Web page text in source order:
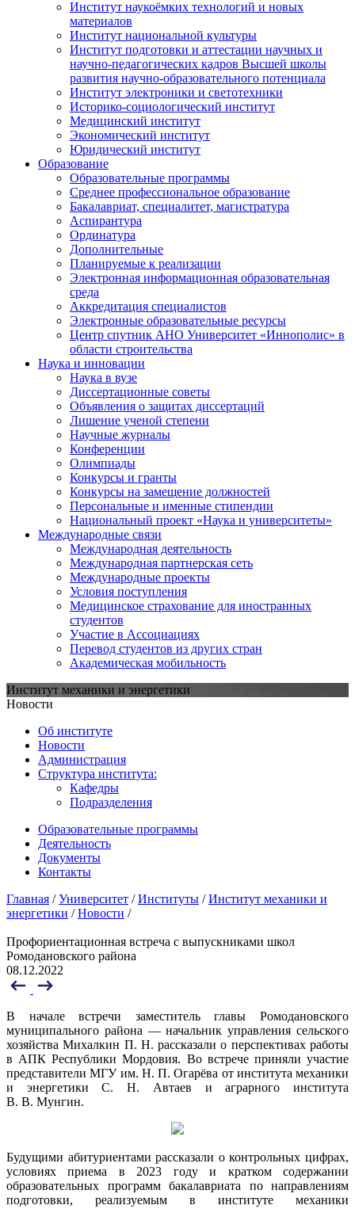
Институт наукоёмких технологий и новых
материалов
Институт национальной культуры
Институт подготовки и аттестации научных и
научно-педагогических кадров Высшей школы
развития научно-образовательного потенциала
Институт электроники и светотехники
Историко-социологический институт
Медицинский институт
Экономический институт
Юридический институт
Образование
Образовательные программы
Среднее профессиональное образование
Бакалавриат, специалитет, магистратура
Аспирантура
Ординатура
Дополнительные
Планируемые к реализации
Электронная информационная образовательная
среда
Аккредитация специалистов
Электронные образовательные ресурсы
Центр спутник АНО Университет «Иннополис» в
области строительства
Наука и инновации
Наука в вузе
Диссертационные советы
Объявления о защитах диссертаций
Лишение ученой степени
Научные журналы
Конференции
Олимпиады
Конкурсы и гранты
Конкурсы на замещение должностей
Персональные и именные стипендии
Национальный проект «Наука и университеты»
Международные связи
Международная деятельность
Международная партнерская сеть
Международные проекты
Условия поступления
Медицинское страхование для иностранных
студентов
Участие в Ассоциациях
Перевод студентов из других стран
Академическая мобильность
Институт механики и энергетики
Новости
Об институте
Новости
Администрация
Структура института:
Кафедры
Подразделения
Образовательные программы
Деятельность
Документы
Контакты
Главная /Университет /Институты /Институт механики и
энергетики /Новости /
Профориентационная встреча с выпускниками школ
Ромодановского района
08.12.2022
В начале встречи заместитель главы Ромодановского
муниципального района — начальник управления сельского
хозяйства Михалкин П. Н. рассказали о перспективах работы
в АПК Республики Мордовия. Во встрече приняли участие
представители МГУ им. Н. П. Огарёва от института механики
и энергетики С. Н. Автаев и аграрного института
В. В. Мунгин.
Будущими абитуриентами рассказали о контрольных цифрах,
условиях приема в 2023 году и кратком содержании
образовательных программ бакалавриата по направлениям
подготовки, реализуемым в институте механики